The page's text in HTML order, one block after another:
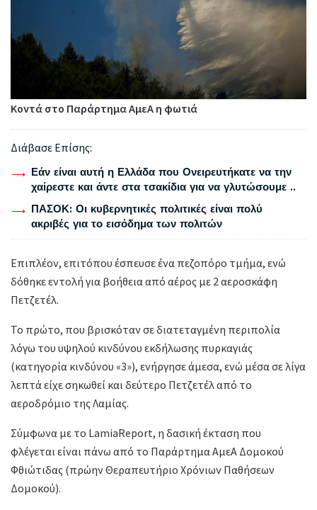
Κοντά στο Παράρτημα ΑμεΑ η φωτιά
Διάβασε Επίσης:
Εάν είναι αυτή η Ελλάδα που Ονειρευτήκατε να την
χαίρεστε και άντε στα τσακίδια για να γλυτώσουμε ..
ΠΑΣΟΚ: Οι κυβερνητικές πολιτικές είναι πολύ
ακριβές για το εισόδημα των πολιτών
Επιπλέον, επιτόπου έσπευσε ένα πεζοπόρο τμήμα, ενώ
δόθηκε εντολή για βοήθεια από αέρος με 2 αεροσκάφη
Πετζετέλ.
Το πρώτο, που βρισκόταν σε διατεταγμένη περιπολία
λόγω του υψηλού κινδύνου εκδήλωσης πυρκαγιάς
(κατηγορία κινδύνου «3»), ενήργησε άμεσα, ενώ μέσα σε λίγα
λεπτά είχε σηκωθεί και δεύτερο Πετζετέλ από το
αεροδρόμιο της Λαμίας.
Σύμφωνα με το LamiaReport, η δασική έκταση που
φλέγεται είναι πάνω από το Παράρτημα ΑμεΑ Δομοκού
Φθιώτιδας (πρώην Θεραπευτήριο Χρόνιων Παθήσεων
Δομοκού).